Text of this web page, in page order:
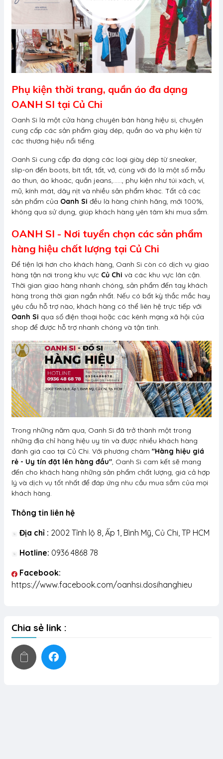
Phụ kiện thời trang, quần áo đa dạng
OANH SI tại Củ Chi
Oanh Si là một cửa hàng chuyên bán hàng hiệu si, chuyên
cung cấp các sản phẩm giày dép, quần áo và phụ kiện từ
các thương hiệu nổi tiếng.
Oanh Si cung cấp đa dạng các loại giày dép từ sneaker,
slip-on đến boots, bít tất, tất, vớ, cùng với đó là một số mẫu
áo thun, áo khoác, quần jeans,......, phụ kiện như túi xách, ví,
mũ, kính mát, dây nịt và nhiều sản phẩm khác. Tất cả các
sản phẩm của Oanh Si đều là hàng chính hãng, mới 100%,
không qua sử dụng, giúp khách hàng yên tâm khi mua sắm.
OANH SI - Nơi tuyển chọn các sản phẩm
hàng hiệu chất lượng tại Củ Chi
Để tiện lợi hơn cho khách hàng, Oanh Si còn có dịch vụ giao
hàng tận nơi trong khu vực Củ Chi và các khu vực lân cận.
Thời gian giao hàng nhanh chóng, sản phẩm đến tay khách
hàng trong thời gian ngắn nhất. Nếu có bất kỳ thắc mắc hay
yêu cầu hỗ trợ nào, khách hàng có thể liên hệ trực tiếp với
Oanh Si qua số điện thoại hoặc các kênh mạng xã hội của
shop để được hỗ trợ nhanh chóng và tận tình.
Trong những năm qua, Oanh Si đã trở thành một trong
những địa chỉ hàng hiệu uy tín và được nhiều khách hàng
đánh giá cao tại Củ Chi. Với phương châm "Hàng hiệu giá
rẻ - Uy tín đặt lên hàng đầu", Oanh Si cam kết sẽ mang
đến cho khách hàng những sản phẩm chất lượng, giá cả hợp
lý và dịch vụ tốt nhất để đáp ứng nhu cầu mua sắm của mọi
khách hàng.
Thông tin liên hệ
Địa chỉ : 2002 Tỉnh lộ 8, Ấp 1, Bình Mỹ, Củ Chi, TP HCM
Hotline: 0936 4868 78
Facebook:
https://www.facebook.com/oanhsi.dosihanghieu
Chia sẻ link :